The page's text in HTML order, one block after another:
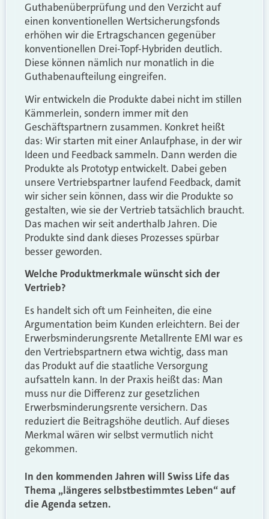
Guthabenüberprüfung und den Verzicht auf
einen konventionellen Wertsicherungsfonds
erhöhen wir die Ertragschancen gegenüber
konventionellen Drei-Topf-Hybriden deutlich.
Diese können nämlich nur monatlich in die
Guthabenaufteilung eingreifen.
Wir entwickeln die Produkte dabei nicht im stillen
Kämmerlein, sondern immer mit den
Geschäftspartnern zusammen. Konkret heißt
das: Wir starten mit einer Anlaufphase, in der wir
Ideen und Feedback sammeln. Dann werden die
Produkte als Prototyp entwickelt. Dabei geben
unsere Vertriebspartner laufend Feedback, damit
wir sicher sein können, dass wir die Produkte so
gestalten, wie sie der Vertrieb tatsächlich braucht.
Das machen wir seit anderthalb Jahren. Die
Produkte sind dank dieses Prozesses spürbar
besser geworden.
Welche Produktmerkmale wünscht sich der
Vertrieb?
Es handelt sich oft um Feinheiten, die eine
Argumentation beim Kunden erleichtern. Bei der
Erwerbsminderungsrente Metallrente EMI war es
den Vertriebspartnern etwa wichtig, dass man
das Produkt auf die staatliche Versorgung
aufsatteln kann. In der Praxis heißt das: Man
muss nur die Differenz zur gesetzlichen
Erwerbsminderungsrente versichern. Das
reduziert die Beitragshöhe deutlich. Auf dieses
Merkmal wären wir selbst vermutlich nicht
gekommen.
In den kommenden Jahren will Swiss Life das
Thema „längeres selbstbestimmtes Leben“ auf
die Agenda setzen.